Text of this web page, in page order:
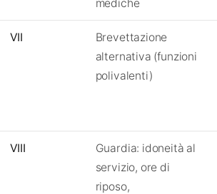
mediche
VII
Brevettazione
alternativa (funzioni
polivalenti)
VIII
Guardia: idoneità al
servizio, ore di
riposo,